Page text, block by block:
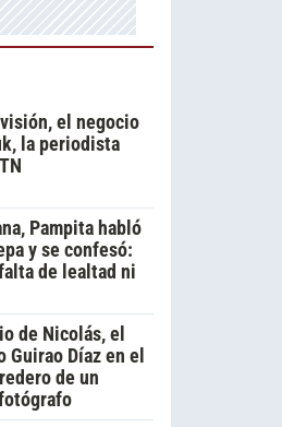
el negocio
la periodista
Pampita habló
y se confesó:
de lealtad ni
de Nicolás, el
Guirao Díaz en el
de un